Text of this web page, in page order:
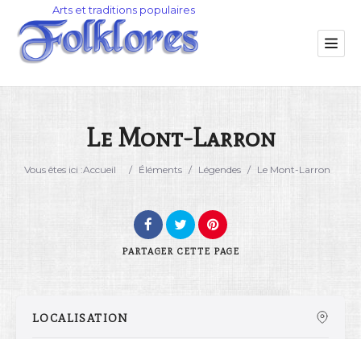
Catégorie
Le Mont-Larron
Vous êtes ici :Accueil / Éléments / Légendes / Le Mont-Larron
PARTAGER CETTE PAGE
LOCALISATION